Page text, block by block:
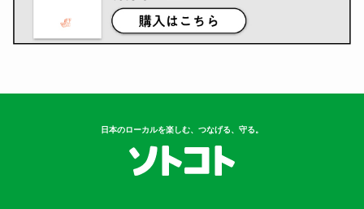
日本のローカルを楽しむ、つなげる、守る。